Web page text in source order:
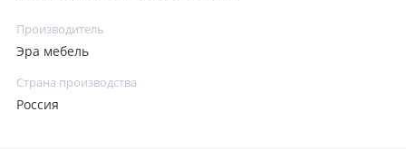
Производитель
Эра мебель
Страна производства
Россия